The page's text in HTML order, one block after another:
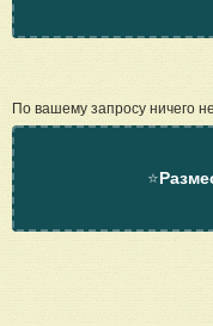
По вашему запросу ничего
⭐